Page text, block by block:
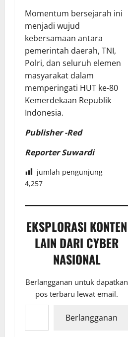
Momentum bersejarah ini
menjadi wujud
kebersamaan antara
pemerintah daerah, TNI,
Polri, dan seluruh elemen
masyarakat dalam
memperingati HUT ke-80
Kemerdekaan Republik
Indonesia.
Publisher -Red
Reporter Suwardi
jumlah pengunjung
4,257
EKSPLORASI KONTEN
LAIN DARI CYBER
NASIONAL
Berlangganan untuk dapatkan
pos terbaru lewat email.
Ketikkan email Anda...
Berlangganan